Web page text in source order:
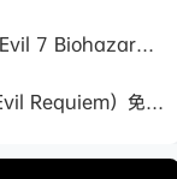
《生化危机7：黄金版/Resident Evil 7 Biohazard》免安装中文版
生化危机9：安魂曲（Resident Evil Requiem）免安装中文版